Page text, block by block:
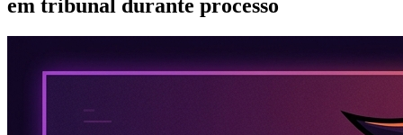
em tribunal durante processo